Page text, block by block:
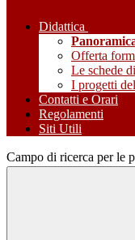
Didattica
Offerta
Le schede
I progetti
Contatti e Orari
Regolamenti
Siti Utili
Campo di ricerca per le